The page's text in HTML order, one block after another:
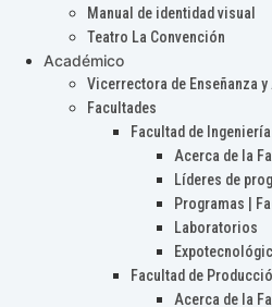
Manual de identidad visual
Teatro La Convención
Académico
Vicerrectora de Enseñanza
Facultades
Facultad de Ingeniería
Acerca de la
Líderes de
Programas |
Laboratorios
Facultad de
Acerca de la